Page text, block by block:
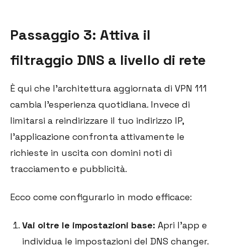
Passaggio 3: Attiva il
filtraggio DNS a livello di rete
È qui che l'architettura aggiornata di VPN 111
cambia l'esperienza quotidiana. Invece di
limitarsi a reindirizzare il tuo indirizzo IP,
l'applicazione confronta attivamente le
richieste in uscita con domini noti di
tracciamento e pubblicità.
Ecco come configurarlo in modo efficace:
Vai oltre le impostazioni base: Apri l'app e
individua le impostazioni del DNS changer.